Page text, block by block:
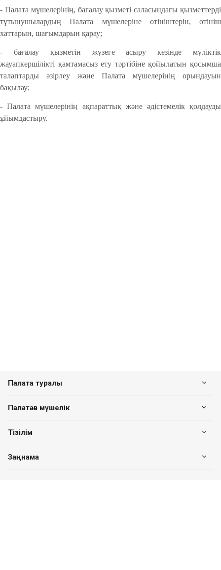
- Палата мүшелерінің, бағалау қызметі саласындағы қызметтерді
тұтынушылардың Палата мүшелеріне өтініштерін, өтініш
хаттарын, шағымдарын қарау;
- бағалау қызметін жүзеге асыру кезінде мүліктік
жауапкершілікті қамтамасыз ету тәртібіне қойылатын қосымша
талаптарды әзірлеу және Палата мүшелерінің орындауын
бақылау;
- Палата мүшелерінің ақпараттық және әдістемелік қолдауды
ұйымдастыру.
Палата туралы
Палатаға мүшелік
Тізілім
Заңнама